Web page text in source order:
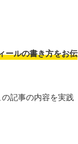
ールの書き方をお伝
記事の内容を実践